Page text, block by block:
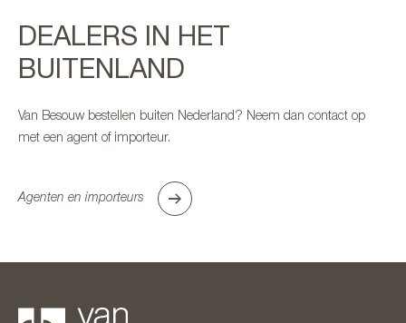
DEALERS IN HET
BUITENLAND
Van Besouw bestellen buiten Nederland? Neem dan contact op
met een agent of importeur.
Agenten en importeurs